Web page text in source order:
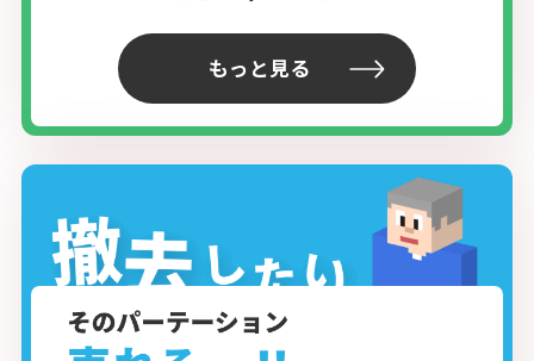
もっと見る